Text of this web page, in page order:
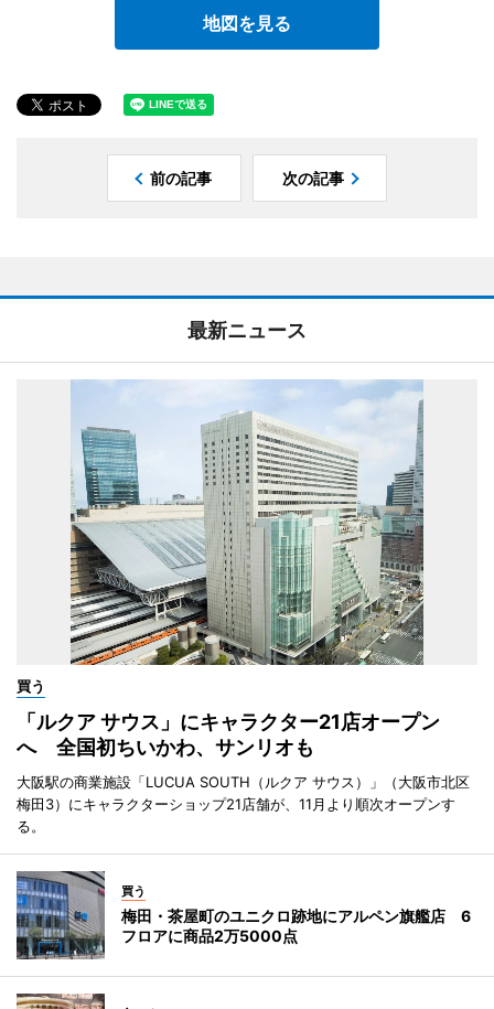
地図を見る
前の記事 次の記事
最新ニュース
買う
「ルクア サウス」にキャラクター21店オープン
へ 全国初ちいかわ、サンリオも
大阪駅の商業施設「LUCUA SOUTH（ルクア サウス）」（大阪市北区
梅田3）にキャラクターショップ21店舗が、11月より順次オープンす
る。
買う
梅田・茶屋町のユニクロ跡地にアルペン旗艦店 6
フロアに商品2万5000点